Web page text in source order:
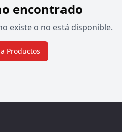
encontrado
existe o no está disponible.
Productos